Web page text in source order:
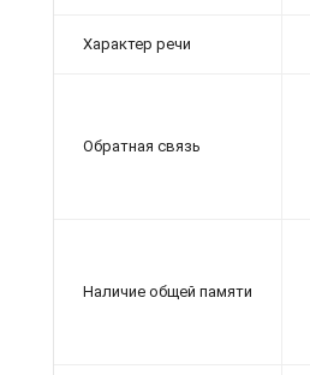
Характер речи
Обратная связь
Наличие общей памяти